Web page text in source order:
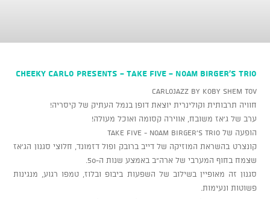
Cheeky Carlo presents - TAKE FIVE - Noam Birger's Trio
CARLOJAZZ by Koby Shem Tov
חוויה תרבותית וקולינרית יוצאת דופן בנמל העתיק של קיסריה!
ערב של ג'אז משובח, אווירה קסומה ואוכל מעולה!
הופעה של TAKE FIVE - Noam Birger's Trio
קונצרט בהשראת המוזיקה של דייב ברובק ופול דזמונד, חלוצי סגנון הג'אז
שצמח בחוף המערבי של ארה"ב באמצע שנות ה-50.
סגנון זה מאופיין בשילוב של השפעות ביבופ ובלוז, טמפו רגוע, מנגינות
פשוטות ונעימות.